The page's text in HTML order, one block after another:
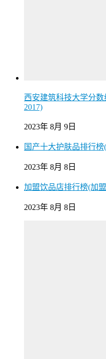
西安建筑科技大学分
2017)
2023年 8月 9日
国产十大护肤品排行
2023年 8月 8日
加盟饮品店排行榜(加
2023年 8月 8日